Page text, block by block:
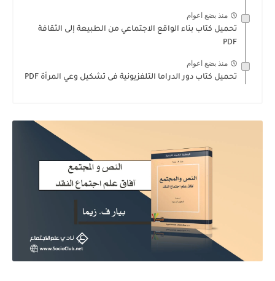
منذ بضع اعوام
تحميل كتاب بناء الواقع الاجتماعي من الطبيعة إلى الثقافة
PDF
منذ بضع اعوام
تحميل كتاب دور الدراما التلفزيونية فى تشكيل وعي المرأة PDF